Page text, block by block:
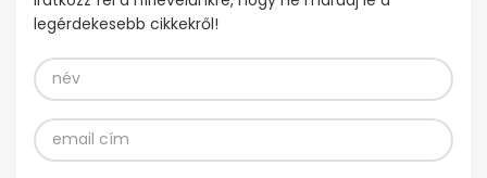
legérdekesebb cikkekről!